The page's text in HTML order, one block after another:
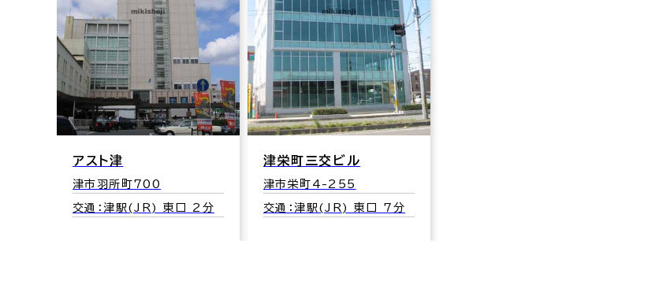
アスト津
津市羽所町700
交通：津駅(JR) 東口 2分
津栄町三交ビル
津市栄町4-255
交通：津駅(JR) 東口 7分